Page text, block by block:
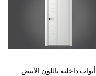
أبواب داخلية باللون الأبيض